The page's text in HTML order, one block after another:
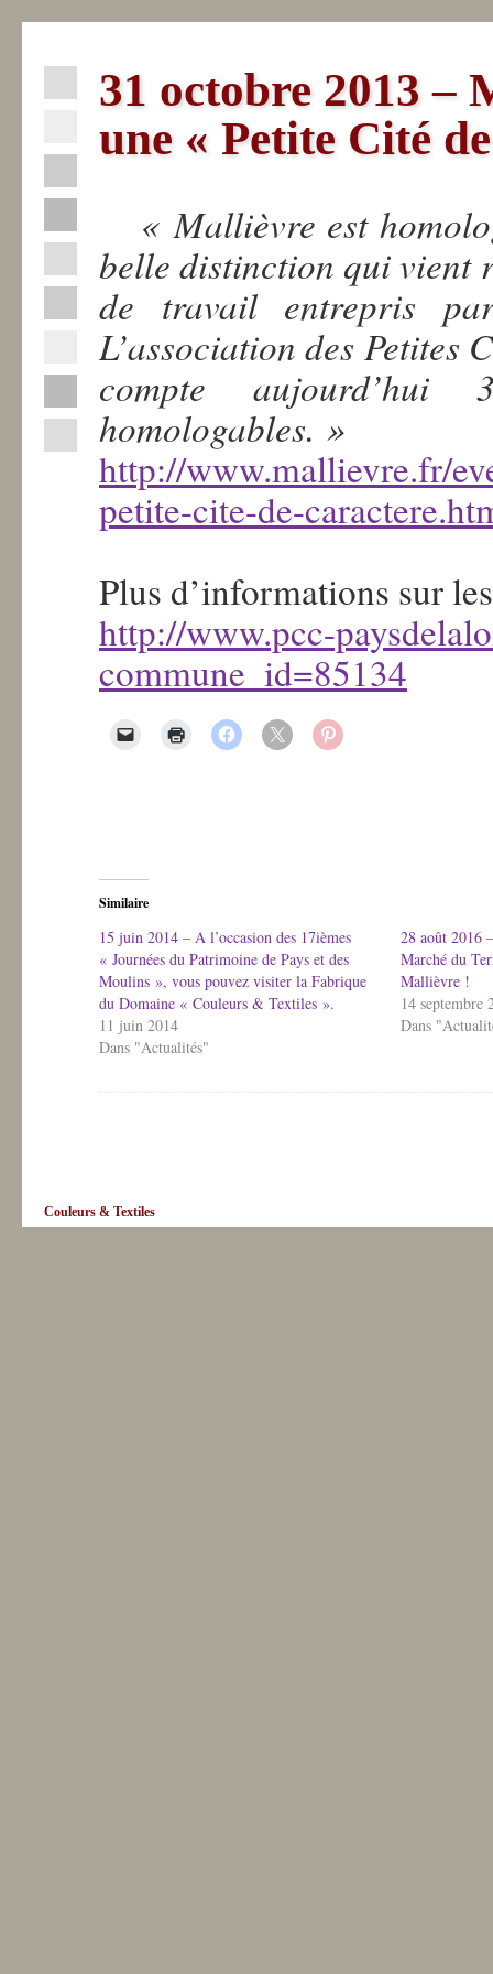
Actualités
Sèvre
Nantaise
Professionnels
Industriels
Contact
31 octobre 2013 –
une « Petite Cité
« Mallièvre est
belle distinction qui vient
de travail entrepris
L’association des Petites
compte
homologables. »
http://www.mallievre.fr/
petite-cite-de-
Plus d’informations sur
http://www.pcc-
commune_id=85134
Similaire
15 juin 2014 – A l’occasion des 17ièmes
« Journées du Patrimoine de Pays et des
Moulins », vous pouvez visiter la Fabrique
du Domaine « Couleurs & Textiles ».
11 juin 2014
Dans "Actualités"
28 août 2016
Marché du
Mallièvre !
14 septembre
Dans
Couleurs & Textiles